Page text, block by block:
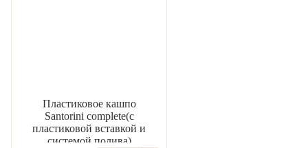
Пластиковое кашпо
Santorini complete(с
пластиковой вставкой и
системой полива)